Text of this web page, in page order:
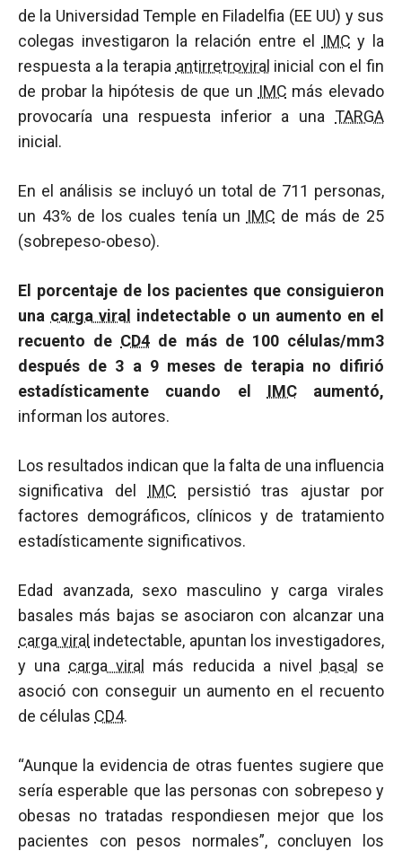
de la Universidad Temple en Filadelfia (EE UU) y sus
colegas investigaron la relación entre el
IMC y la
respuesta a la terapia antirretroviral inicial con el fin
de probar la hipótesis de que un IMC más elevado
provocaría una respuesta inferior a una TARGA
inicial.
En el análisis se incluyó un total de 711 personas,
un 43% de los cuales tenía un IMC de más de 25
(sobrepeso-obeso).
El porcentaje de los pacientes que consiguieron
una carga viral
indetectable o un aumento en el
recuento de CD4 de más de 100 células/mm3
después de 3 a 9 meses de terapia no difirió
estadísticamente cuando el IMCaumentó,
informan los autores.
Los resultados indican que la falta de una influencia
significativa del IMC persistió tras ajustar por
factores demográficos, clínicos y de tratamiento
estadísticamente significativos.
Edad avanzada, sexo masculino y carga virales
basales más bajas se asociaron con alcanzar una
carga viral indetectable, apuntan los investigadores,
y una carga viral más reducida a nivel basal
se
asoció con conseguir un aumento en el recuento
de células CD4.
“Aunque la evidencia de otras fuentes sugiere que
sería esperable que las personas con sobrepeso y
obesas no tratadas respondiesen mejor que los
pacientes con pesos normales”, concluyen los